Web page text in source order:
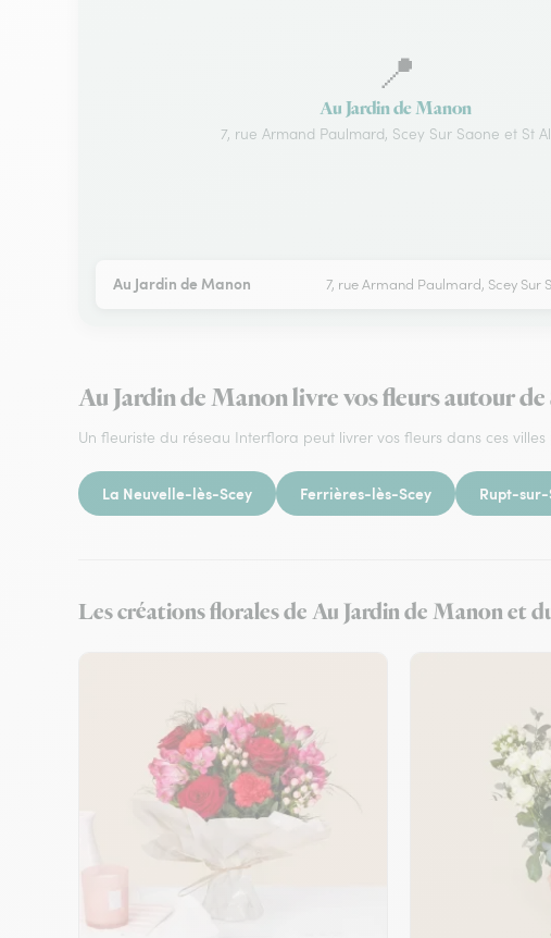
📍
Au Jardin de Manon
7, rue Armand Paulmard, Scey Sur Saone et St
Au Jardin de Manon 7, rue Armand Paulmard, Scey Sur
Au Jardin de Manon livre vos fleurs autour
Un fleuriste du réseau Interflora peut livrer vos fleurs dans ces villes
La Neuvelle-lès-Scey Ferrières-lès-Scey Rupt-
Les créations florales de Au Jardin de Manon et